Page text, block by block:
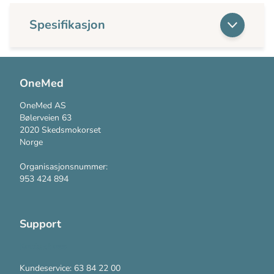
Spesifikasjon
OneMed
OneMed AS
Bølerveien 63
2020 Skedsmokorset
Norge
Organisasjonsnummer:
953 424 894
Support
Kundeservice: 63 84 22 00